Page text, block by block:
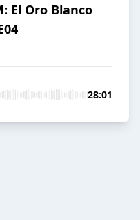
El Oro Blanco
28:01